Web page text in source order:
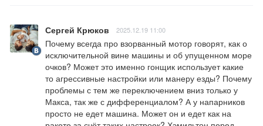
Сергей Крюков 2025.12.19 11:00
Почему всегда про взорванный мотор говорят, как о
исключительной вине машины и об упущенном море
очков? Может это именно гонщик использует какие
то агрессивные настройки или манеру езды? Почему
проблемы с тем же переключением вниз только у
Макса, так же с дифференциалом? А у напарников
просто не едет машина. Может он и едет как на